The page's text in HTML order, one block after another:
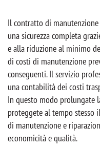
Il contratto di
una sicurezza completa
e alla riduzione al minimo
di costi di manutenzione
conseguenti. Il servizio
una contabilità dei costi
In questo modo prolungate
proteggete al tempo stesso
di manutenzione e
economicità e qualità.